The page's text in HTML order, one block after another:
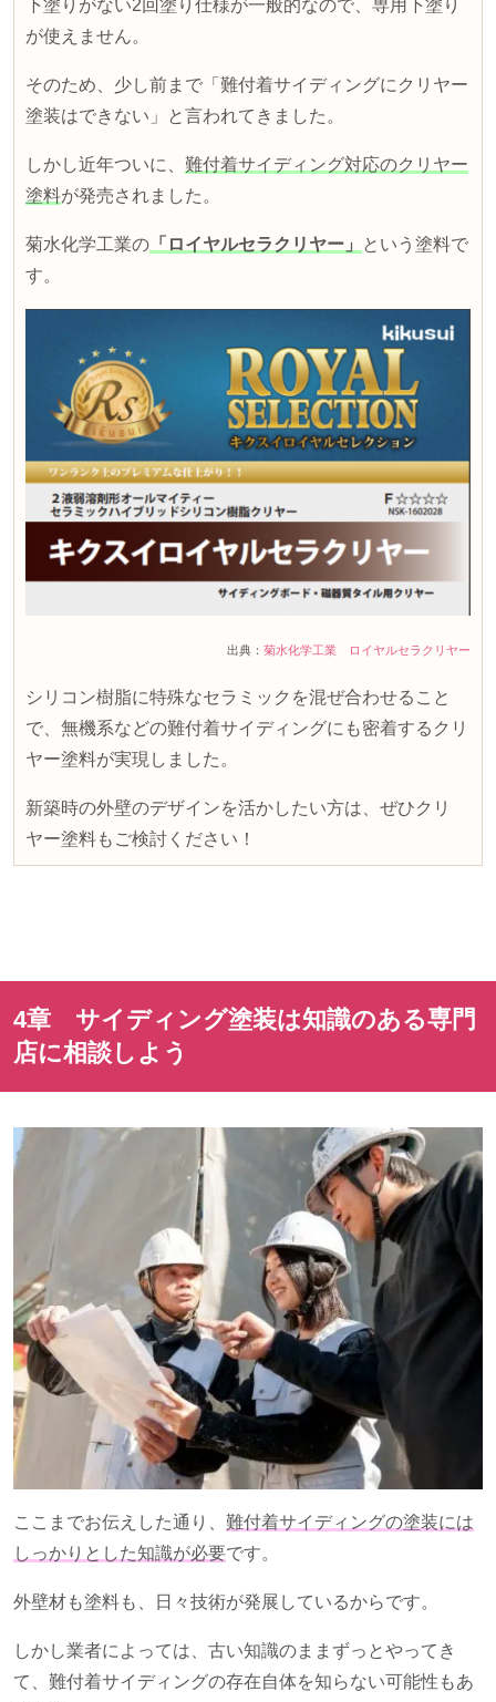
下塗りがない2 回塗り仕様が一般的なので、専用下塗り
が使えません。
そのため、少し前まで「難付着サイディングにクリヤー
塗装はできない」と言われてきました。
しかし近年ついに、 難付着サイディング対応のクリヤー
塗料が発売されました。
菊水化学工業の 「ロイヤルセラクリヤー」
という塗料で
す。
出典： 菊水化学工業 ロイヤルセラクリヤー
シリコン樹脂に特殊なセラミックを混ぜ合わせること
で、無機系などの難付着サイディングにも密着するクリ
ヤー塗料が実現しました。
新築時の外壁のデザインを活かしたい方は、ぜひクリ
ヤー塗料もご検討ください！
4章 サイディング塗装は知識のある専門
店に相談しよう
ここまでお伝えした通り、 難付着サイディングの塗装には
しっかりとした知識が必要です。
外壁材も塗料も、日々技術が発展しているからです。
しかし業者によっては、古い知識のままずっとやってき
て、難付着サイディングの存在自体を知らない可能性もあ